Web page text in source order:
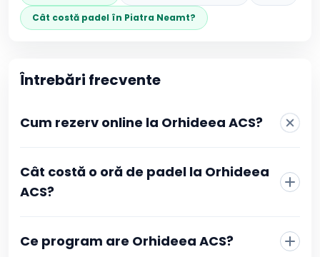
Cât costă padel în Piatra Neamt?
Întrebări frecvente
Cum rezerv online la Orhideea ACS?
clubului, fără telefon sau mesaje către recepție. Alegi
sportul, vezi programul actualizat în timp real și
aprobată primești imediat o confirmare în contul tău
Booksport și pe adresa de email, cu toate detaliile
Cât costă o oră de padel la Orhideea
ACS?
Ce program are Orhideea ACS?